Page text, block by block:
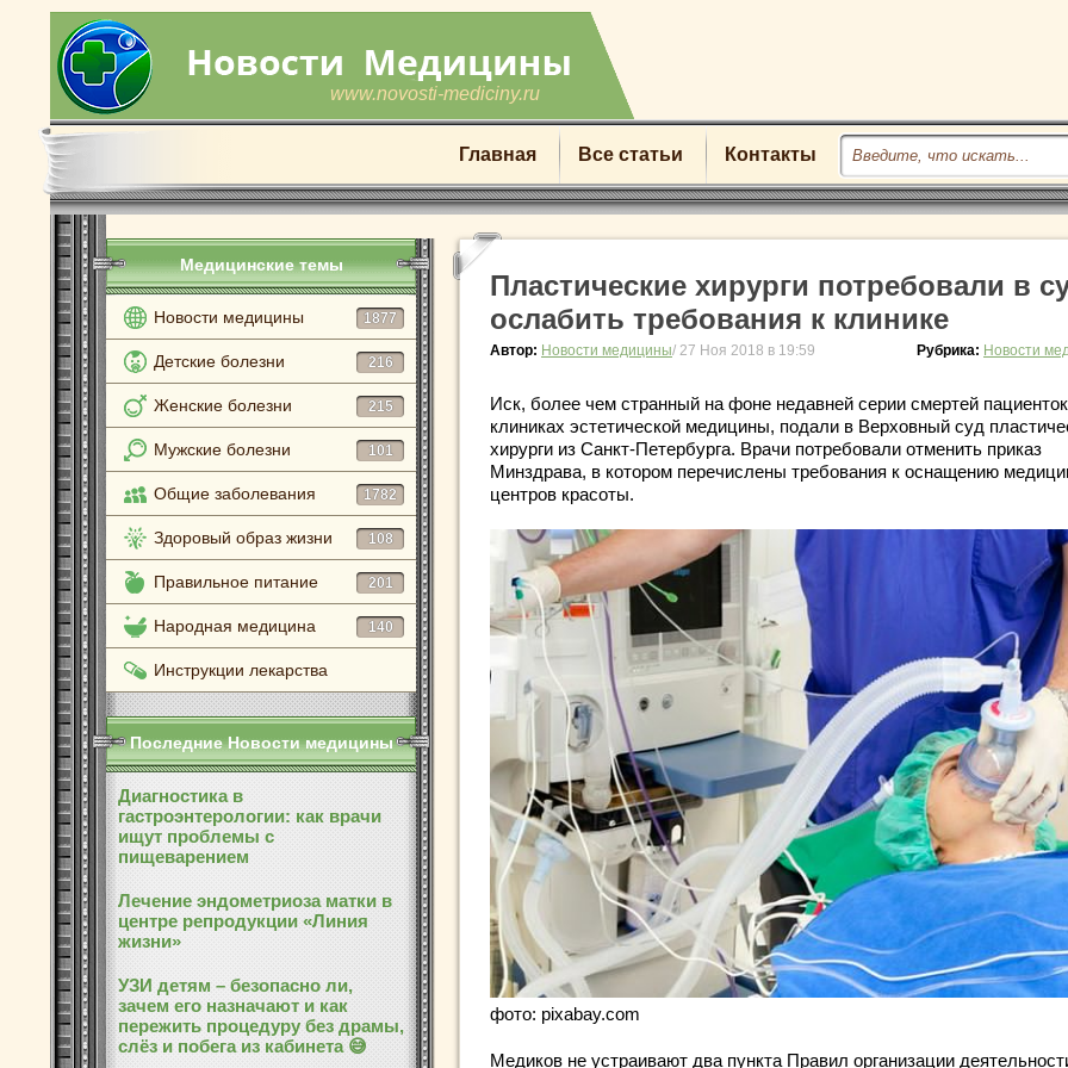
www.novosti-mediciny.ru
Главная Все статьи Контакты
Медицинские темы
Новости медицины 1877
Детские болезни 216
Женские болезни 215
Мужские болезни 101
Общие заболевания 1782
Здоровый образ жизни 108
Правильное питание 201
Народная медицина 140
Инструкции лекарства
Последние Новости медицины
Диагностика в
гастроэнтерологии: как врачи
ищут проблемы с
пищеварением
Лечение эндометриоза матки в
центре репродукции «Линия
жизни»
УЗИ детям – безопасно ли,
зачем его назначают и как
пережить процедуру без драмы,
слёз и побега из кабинета 😅
Пластические хирурги потребовали в
ослабить требования к клинике
Автор: Новости медицины/ 27 Ноя 2018 в 19:59 Рубрика: Новости
Иск, более чем странный на фоне недавней серии смертей
клиниках эстетической медицины, подали в Верховный суд
хирурги из Санкт-Петербурга. Врачи потребовали отменить приказ
Минздрава, в котором перечислены требования к оснащению
центров красоты.
фото: pixabay.com
Медиков не устраивают два пункта Правил организации